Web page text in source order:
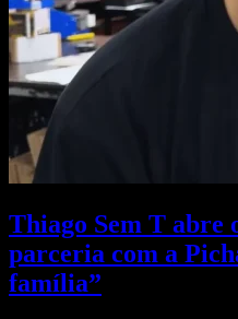
Thiago Sem T abre
parceria com a
família”